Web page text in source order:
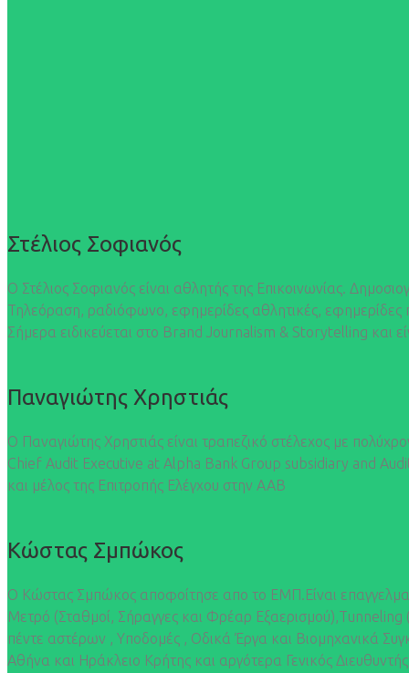
Στέλιος Σοφιανός
Ο Στέλιος Σοφιανός είναι αθλητής της Επικοινωνίας.
Τηλεόραση, ραδιόφωνο, εφημερίδες αθλητικές, εφημερίδες
Σήμερα ειδικεύεται στο Βrand Journalism & Storytelling και
Παναγιώτης Χρηστιάς
Ο Παναγιώτης Χρηστιάς είναι τραπεζικό στέλεχος με
Chief Audit Executive at Alpha Bank Group subsidiary and
και μέλος της Επιτροπής Ελέγχου στην ΑΑΒ
Κώστας Σμπώκος
Ο Κώστας Σμπώκος αποφοίτησε απο το ΕΜΠ.Είναι
Μετρό (Σταθμοί, Σήραγγες και Φρέαρ
πέντε αστέρων , Υποδομές , Οδικά Έργα και Βιομηχανικά
Αθήνα και Ηράκλειο Κρήτης και αργότερα Γενικός